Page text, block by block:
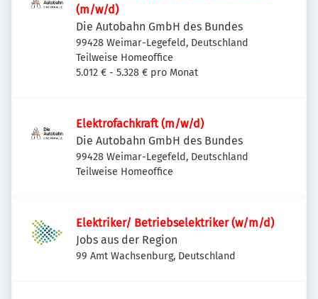
(m/w/d)
Die Autobahn GmbH des Bundes
99428 Weimar-Legefeld, Deutschland
Teilweise Homeoffice
5.012 € - 5.328 € pro Monat
Elektrofachkraft (m/w/d)
Die Autobahn GmbH des Bundes
99428 Weimar-Legefeld, Deutschland
Teilweise Homeoffice
Elektriker/ Betriebselektriker (w/m/d)
Jobs aus der Region
99 Amt Wachsenburg, Deutschland